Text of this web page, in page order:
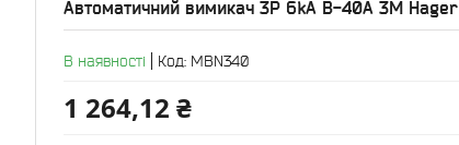
Автоматичний вимикач 3P 6kA B-40A 3M Hager
В наявності Код: MBN340
1 264,12 ₴